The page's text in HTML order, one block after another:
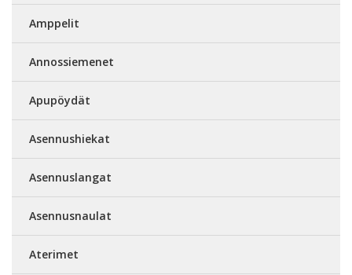
Amppelit
Annossiemenet
Apupöydät
Asennushiekat
Asennuslangat
Asennusnaulat
Aterimet